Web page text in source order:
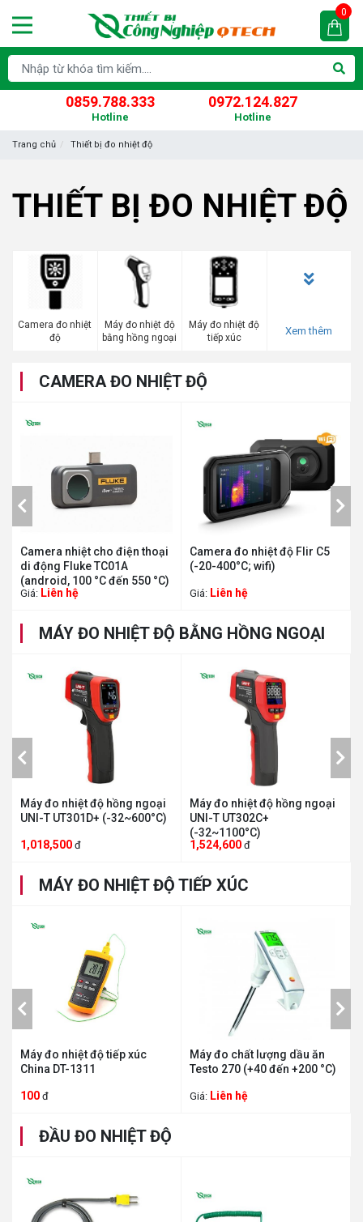
0859.788.333
Hotline
0972.124.827
Hotline
0
Trang chủ Thiết bị đo nhiệt độ
THIẾT BỊ ĐO NHIỆT ĐỘ
Camera đo nhiệt
độ
Máy đo nhiệt độ
bằng hồng ngoại
Máy đo nhiệt độ
tiếp xúc
Xem thêm
CAMERA ĐO NHIỆT ĐỘ
Camera đo nhiệt độ Flir C5
(-20-400°C; wifi)
Giá:Liên hệ
Camera đo nhiệt độ UNI-T
UTi120T
7,612,500
MÁY ĐO NHIỆT ĐỘ BẰNG HỒNG NGOẠI
Máy đo nhiệt độ hồng ngoại
UNI-T UT302C+
1,524,600
Máy đo nhiệt độ hồng ngoại
UNI-T UT300A+
(-20°C~400°C)
315,000
MÁY ĐO NHIỆT ĐỘ TIẾP XÚC
Máy đo chất lượng dầu ăn
Testo 270 (+40 đến +200 °C)
Máy đo nhiệt độ tiếp xúc
Fluke 51-2
Giá:Liên hệ
ĐẦU ĐO NHIỆT ĐỘ